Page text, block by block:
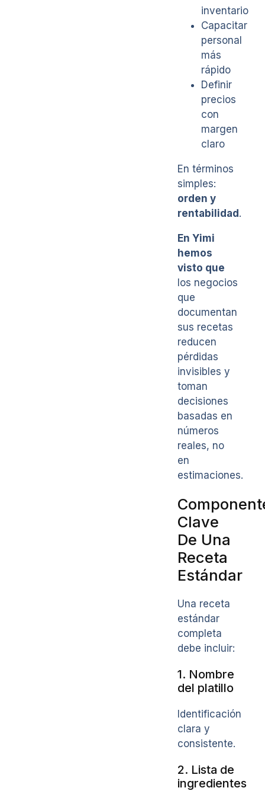
inventario
Capacitar
personal
más
rápido
Definir
precios
con
margen
claro
En términos
simples:
orden y
rentabilidad.
En Yimi
hemos
visto que
los negocios
que
documentan
sus recetas
reducen
pérdidas
invisibles y
toman
decisiones
basadas en
números
reales, no
en
estimaciones.
Clave
De Una
Receta
Estándar
Una receta
estándar
completa
debe incluir:
1. Nombre
del platillo
Identificación
clara y
consistente.
2. Lista de
ingredientes